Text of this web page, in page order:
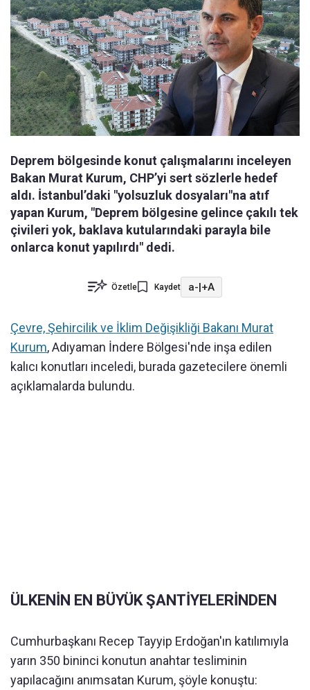
Deprem bölgesinde konut çalışmalarını inceleyen
Bakan Murat Kurum, CHP’yi sert sözlerle hedef
aldı. İstanbul’daki "yolsuzluk dosyaları"na atıf
yapan Kurum, "Deprem bölgesine gelince çakılı tek
çivileri yok, baklava kutularındaki parayla bile
onlarca konut yapılırdı" dedi.
Özetle Kaydet a-|+A
Çevre, Şehircilik ve İklim Değişikliği Bakanı Murat
Kurum, Adıyaman İndere Bölgesi'nde inşa edilen
kalıcı konutları inceledi, burada gazetecilere önemli
açıklamalarda bulundu.
ÜLKENİN EN BÜYÜK ŞANTİYELERİNDEN
Cumhurbaşkanı Recep Tayyip Erdoğan'ın katılımıyla
yarın 350 bininci konutun anahtar tesliminin
yapılacağını anımsatan Kurum, şöyle konuştu: